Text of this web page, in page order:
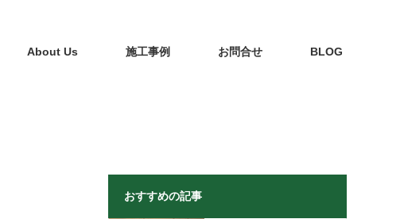
About Us 施工事例 お問合せ BLOG
おすすめの記事